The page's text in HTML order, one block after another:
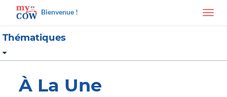
Bienvenue !
Thématiques
À La Une